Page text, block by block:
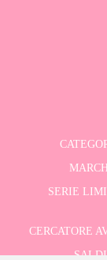
SERIE
CERCATORE
SALDI